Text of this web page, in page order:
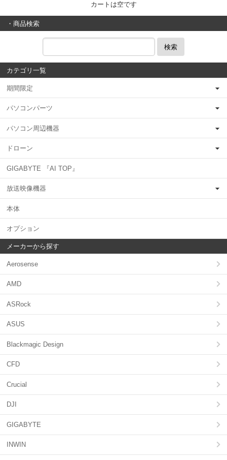
カートは空です
・商品検索
検索
カテゴリ一覧
期間限定
パソコンパーツ
パソコン周辺機器
ドローン
GIGABYTE 『AI TOP』
放送映像機器
本体
オプション
メーカーから探す
Aerosense
AMD
ASRock
ASUS
Blackmagic Design
CFD
Crucial
DJI
GIGABYTE
INWIN